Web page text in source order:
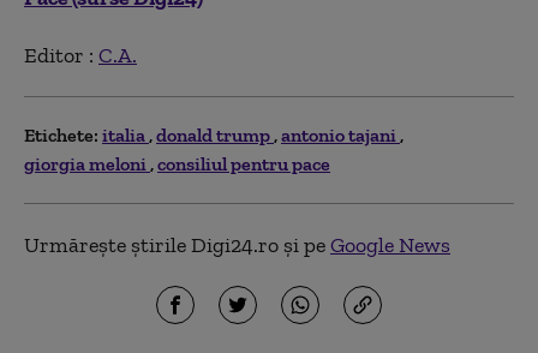
Editor : C.A.
Etichete: italia donald trump antonio tajani
giorgia meloni consiliul pentru pace
Urmărește știrile Digi24.ro și peGoogle News